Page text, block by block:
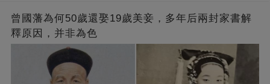
曾國藩為何50歲還娶19歲美妾，多年后兩封家書解
釋原因，并非為色